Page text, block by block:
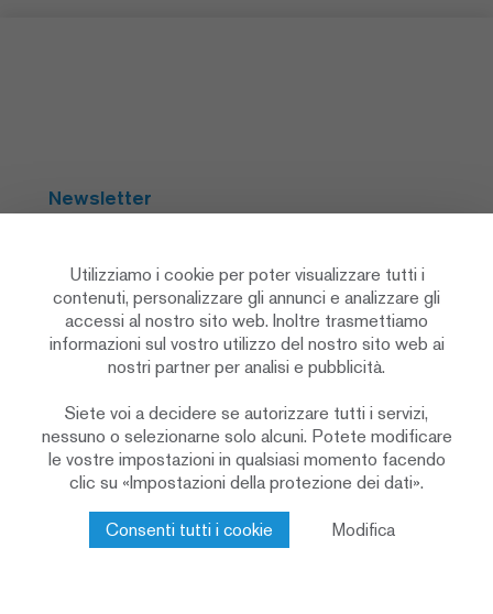
Newsletter
Social Media
Informativa sulla protezione dei dati
Impostazioni sulla privacy
Cookie Policy
Colophon & note legali
Contatto
Utilizziamo i cookie per poter visualizzare tutti i
contenuti, personalizzare gli annunci e analizzare gli
accessi al nostro sito web. Inoltre trasmettiamo
informazioni sul vostro utilizzo del nostro sito web ai
nostri partner per analisi e pubblicità.
Siete voi a decidere se autorizzare tutti i servizi,
nessuno o selezionarne solo alcuni. Potete modificare
le vostre impostazioni in qualsiasi momento facendo
clic su «Impostazioni della protezione dei dati».
Consenti tutti i cookie Modifica